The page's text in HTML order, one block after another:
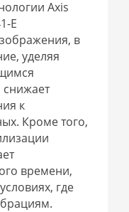
Axis
E
в
уделяя
снижает
к
Кроме того,
времени,
где